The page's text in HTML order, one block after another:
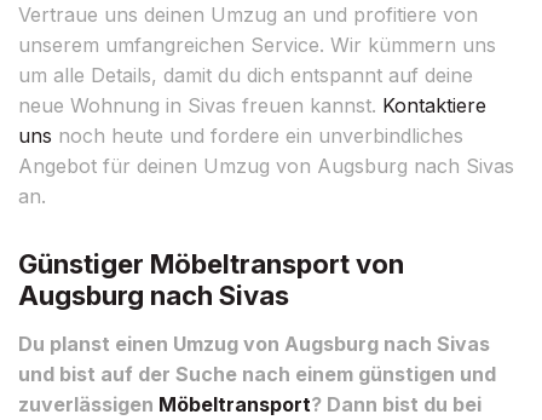
Vertraue uns deinen Umzug an und profitiere von
unserem umfangreichen Service. Wir kümmern uns
um alle Details, damit du dich entspannt auf deine
neue Wohnung in Sivas freuen kannst. Kontaktiere
uns noch heute und fordere ein unverbindliches
Angebot für deinen Umzug von Augsburg nach Sivas
an.
Günstiger Möbeltransport von
Augsburg nach Sivas
Du planst einen Umzug von Augsburg nach Sivas
und bist auf der Suche nach einem günstigen und
zuverlässigen Möbeltransport? Dann bist du bei